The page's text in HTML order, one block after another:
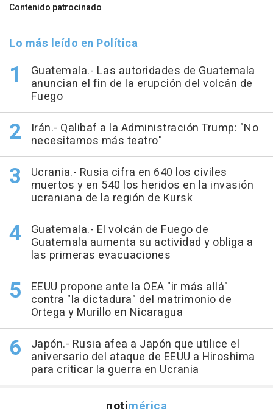
Contenido patrocinado
Lo más leído en Política
Guatemala.- Las autoridades de Guatemala
anuncian el fin de la erupción del volcán de
Fuego
Irán.- Qalibaf a la Administración Trump: "No
necesitamos más teatro"
Ucrania.- Rusia cifra en 640 los civiles
muertos y en 540 los heridos en la invasión
ucraniana de la región de Kursk
Guatemala.- El volcán de Fuego de
Guatemala aumenta su actividad y obliga a
las primeras evacuaciones
EEUU propone ante la OEA "ir más allá"
contra "la dictadura" del matrimonio de
Ortega y Murillo en Nicaragua
Japón.- Rusia afea a Japón que utilice el
aniversario del ataque de EEUU a Hiroshima
para criticar la guerra en Ucrania